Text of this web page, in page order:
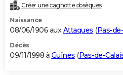
Créer une cagnotte obsèques
Naissance
08/06/1906 auxAttaques (Pas-
Décès
09/11/1998 à Guînes (Pas-de-